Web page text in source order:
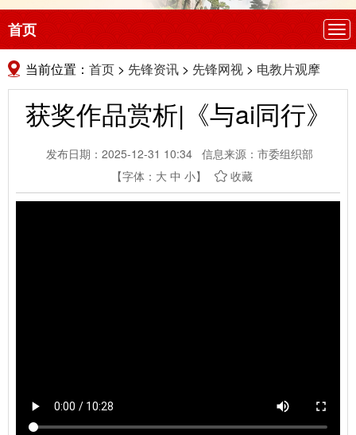
导
首页
当前位置： 首页 > 先锋资讯 > 先锋网视 > 电教片观摩
获奖作品赏析|《与ai同行》
发布日期：2025-12-31 10:34 信息来源：市委组织部
【字体： 大 中 小】 收藏